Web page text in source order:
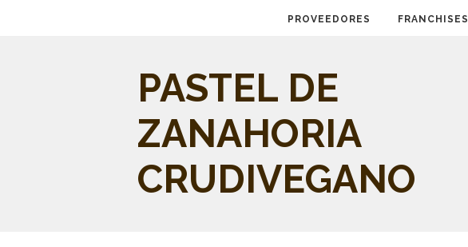
PROVEEDORES FRANCHISES
PASTEL DE
ZANAHORIA
CRUDIVEGANO